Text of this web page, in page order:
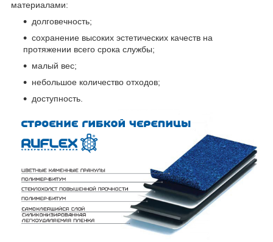
материалами:
долговечность;
сохранение высоких эстетических качеств на
протяжении всего срока службы;
малый вес;
небольшое количество отходов;
доступность.